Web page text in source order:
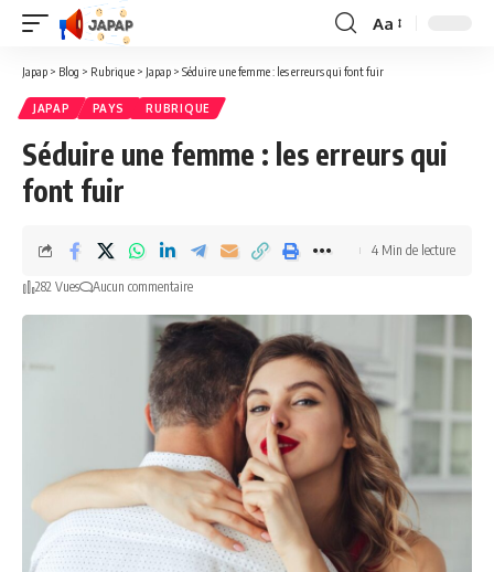
Redimensionner
la
Aa
Japap > Blog > Rubrique > Japap > Séduire une femme : les erreurs qui font fuir
JAPAP PAYS RUBRIQUE
Séduire une femme : les erreurs qui
font fuir
282 Vues Aucun commentaire
4 Min de lecture